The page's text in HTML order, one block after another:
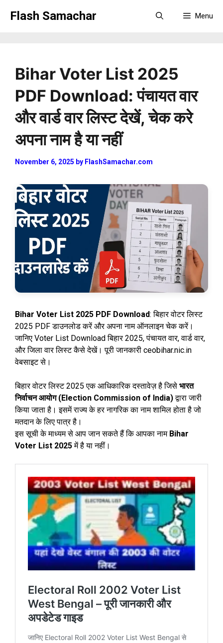
Flash Samachar Menu
Bihar Voter List 2025
PDF Download: पंचायत वार
और वार्ड वार लिस्ट देखें, चेक करे
अपना नाम है या नहीं
November 6, 2025 by FlashSamachar.com
Bihar Voter List 2025 PDF Download: बिहार वोटर लिस्ट
2025 PDF डाउनलोड करें और अपना नाम ऑनलाइन चेक करें।
जानिए Voter List Download बिहार 2025, पंचायत वार, वार्ड वार,
और जिला वार लिस्ट कैसे देखें। पूरी जानकारी ceobihar.nic.in
वेबसाइट से।
बिहार वोटर लिस्ट 2025 एक आधिकारिक दस्तावेज़ है जिसे भारत
निर्वाचन आयोग (Election Commission of India)द्वारा जारी
किया जाता है। इसमें राज्य के हर नागरिक का नाम शामिल होता है जो
मतदान के लिए पात्र है।
इस सूची के माध्यम से आप जान सकते हैं कि आपका नाम Bihar
Voter List 2025में है या नहीं।